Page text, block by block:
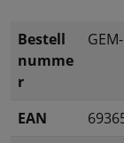
Bestell
numme
r
EAN